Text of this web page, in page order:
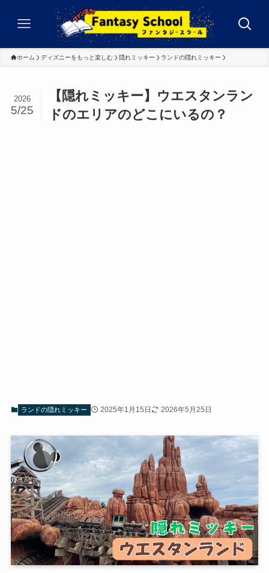
ホーム ディズニーをもっと楽しむ 隠れミッキー ランドの隠れミッキー
【隠れミッキー】ウエスタンラン
ドのエリアのどこにいるの？
2026
5/25
ランドの隠れミッキー 2025年1月15日 2026年5月25日